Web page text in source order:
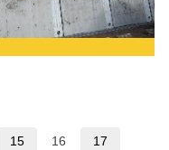
15 16
17